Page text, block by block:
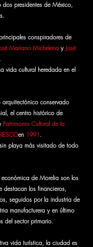
presidentes de México,
conspiradores de
Mariano Michelena y José
.
vida cultural heredada en el
conservado
el centro histórico de
Patrimonio Cultural de la
en 1991.
playa más visitado de todo
de Morelia son los
destacan los financieros,
seguidos por la industria de
manufacturera y en último
del sector primario.
vida turística, la ciudad es